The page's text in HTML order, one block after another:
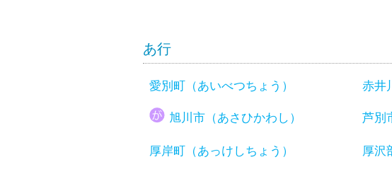
あ行
愛別町（あいべつちょう） 赤井
旭川市（あさひかわし） 芦別
厚岸町（あっけしちょう） 厚沢